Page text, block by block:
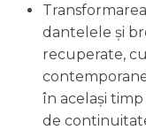
dantelele și
recuperate,
în același
de